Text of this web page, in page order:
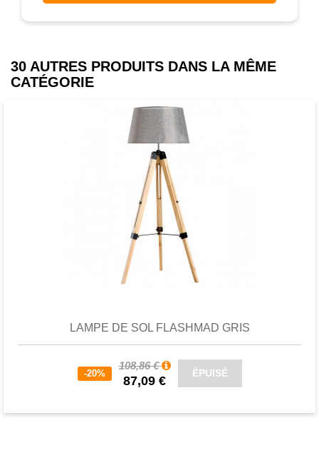
30 AUTRES PRODUITS DANS LA MÊME
CATÉGORIE
LAMPE DE SOL FLASHMAD GRIS
-20%
108,86 €
87,09 €
ÉPUISÉ